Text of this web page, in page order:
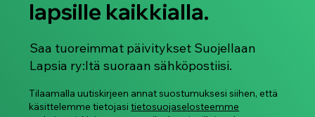
Suojellaan Lapsia ry juhlistaa Pride-
lapsille kaikkialla.
Saa tuoreimmat päivitykset Suojellaan
Lapsia ry:ltä suoraan sähköpostiisi.
Tilaamalla uutiskirjeen annat suostumuksesi siihen, että
käsittelemme tietojasitietosuojaselosteemme